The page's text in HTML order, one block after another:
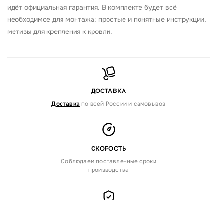
идёт официальная гарантия. В комплекте будет всё
необходимое для монтажа: простые и понятные инструкции,
метизы для крепления к кровли.
ДОСТАВКА
Доставка по всей России и самовывоз
СКОРОСТЬ
Соблюдаем поставленные сроки
производства